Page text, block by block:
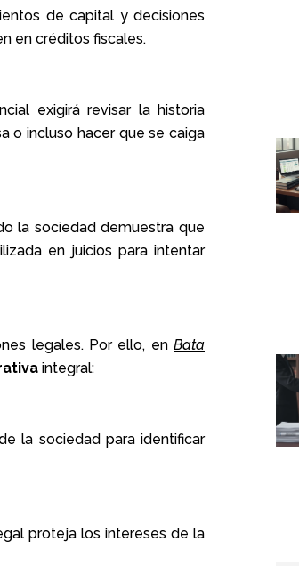
de capital y decisiones
en créditos fiscales.
exigirá revisar la historia
o incluso hacer que se caiga
la sociedad demuestra que
en juicios para intentar
legales. Por ello, en Bata
integral:
la sociedad para identificar
proteja los intereses de la